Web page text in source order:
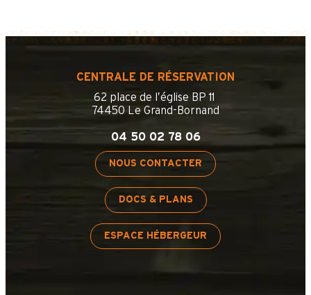
CENTRALE DE RÉSERVATION
62 place de l’église BP 11
74450 Le Grand-Bornand
04 50 02 78 06
NOUS CONTACTER
DOCS & PLANS
ESPACE HÉBERGEUR